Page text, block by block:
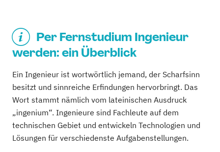
Per Fernstudium Ingenieur
werden: ein Überblick
Ein Ingenieur ist wortwörtlich jemand, der Scharfsinn
besitzt und sinnreiche Erfindungen hervorbringt. Das
Wort stammt nämlich vom lateinischen Ausdruck
„ingenium“. Ingenieure sind Fachleute auf dem
technischen Gebiet und entwickeln Technologien und
Lösungen für verschiedenste Aufgabenstellungen.